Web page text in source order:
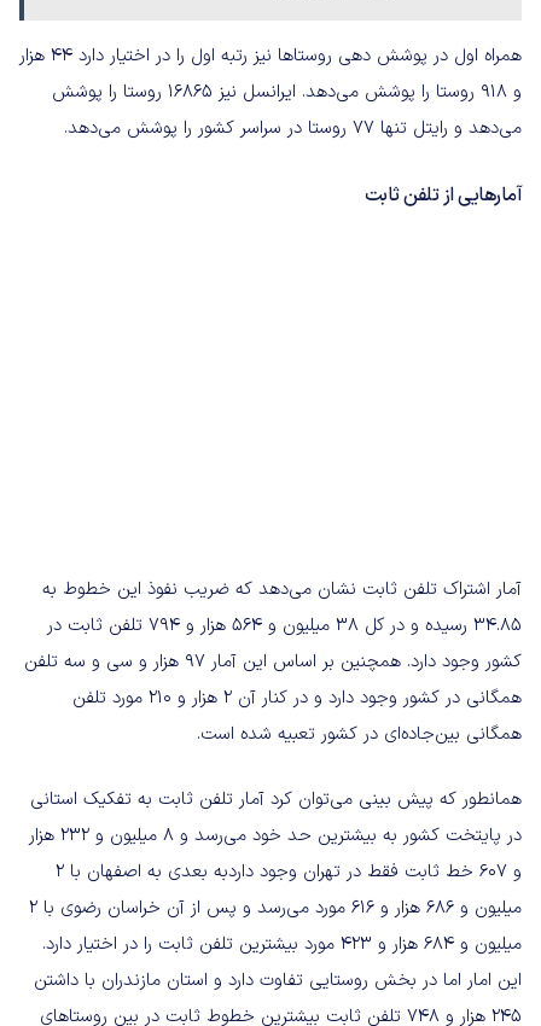
همراه اول در پوشش دهی روستاها نیز رتبه اول را در اختیار دارد ۴۴ هزار
و ۹۱۸ روستا را پوشش می‌دهد. ایرانسل نیز ۱۶۸۶۵ روستا را پوشش
می‌دهد و رایتل تنها ۷۷ روستا در سراسر کشور را پوشش می‌دهد.
آمارهایی از تلفن ثابت
آمار اشتراک تلفن ثابت نشان می‌دهد که ضریب نفوذ این خطوط به
۳۴.۸۵ رسیده و در کل ۳۸ میلیون و ۵۶۴ هزار و ۷۹۴ تلفن ثابت در
کشور وجود دارد. همچنین بر اساس این آمار ۹۷ هزار و سی و سه تلفن
همگانی در کشور وجود دارد و در کنار آن ۲ هزار و ۲۱۰ مورد تلفن
همگانی بین‌جاده‌ای در کشور تعبیه شده است.
همانطور که پیش بینی می‌توان کرد آمار تلفن ثابت به تفکیک استانی
در پایتخت کشور به بیشترین حد خود می‌رسد و ۸ میلیون و ۲۳۲ هزار
و ۶۰۷ خط ثابت فقط در تهران وجود داردبه بعدی به اصفهان با ۲
میلیون و ۶۸۶ هزار و ۶۱۶ مورد می‌رسد و پس از آن خراسان رضوی با ۲
میلیون و ۶۸۴ هزار و ۴۲۳ مورد بیشترین تلفن ثابت را در اختیار دارد.
این امار اما در بخش روستایی تفاوت دارد و استان مازندران با داشتن
۲۴۵ هزار و ۷۴۸ تلفن ثابت بیشترین خطوط ثابت در بین روستاهای